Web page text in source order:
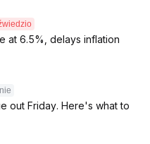
at 6.5%, delays inflation
out Friday. Here's what to